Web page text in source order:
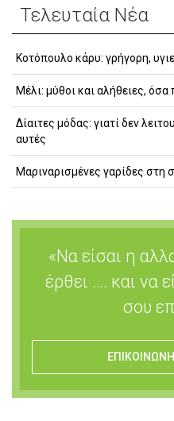
Τελευταία Νέα
Κοτόπουλο κάρυ: γρήγορη,
Μέλι: μύθοι και αλήθειες, όσα
Δίαιτες μόδας: γιατί δεν
αυτές
Μαριναρισμένες γαρίδες στη
«Να είσαι η
έρθει …. και να
σου